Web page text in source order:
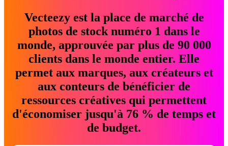
Vecteezy est la place de marché de
photos de stock numéro 1 dans le
monde, approuvée par plus de 90 000
clients dans le monde entier. Elle
permet aux marques, aux créateurs et
aux conteurs de bénéficier de
ressources créatives qui permettent
d'économiser jusqu'à 76 % de temps et
de budget.